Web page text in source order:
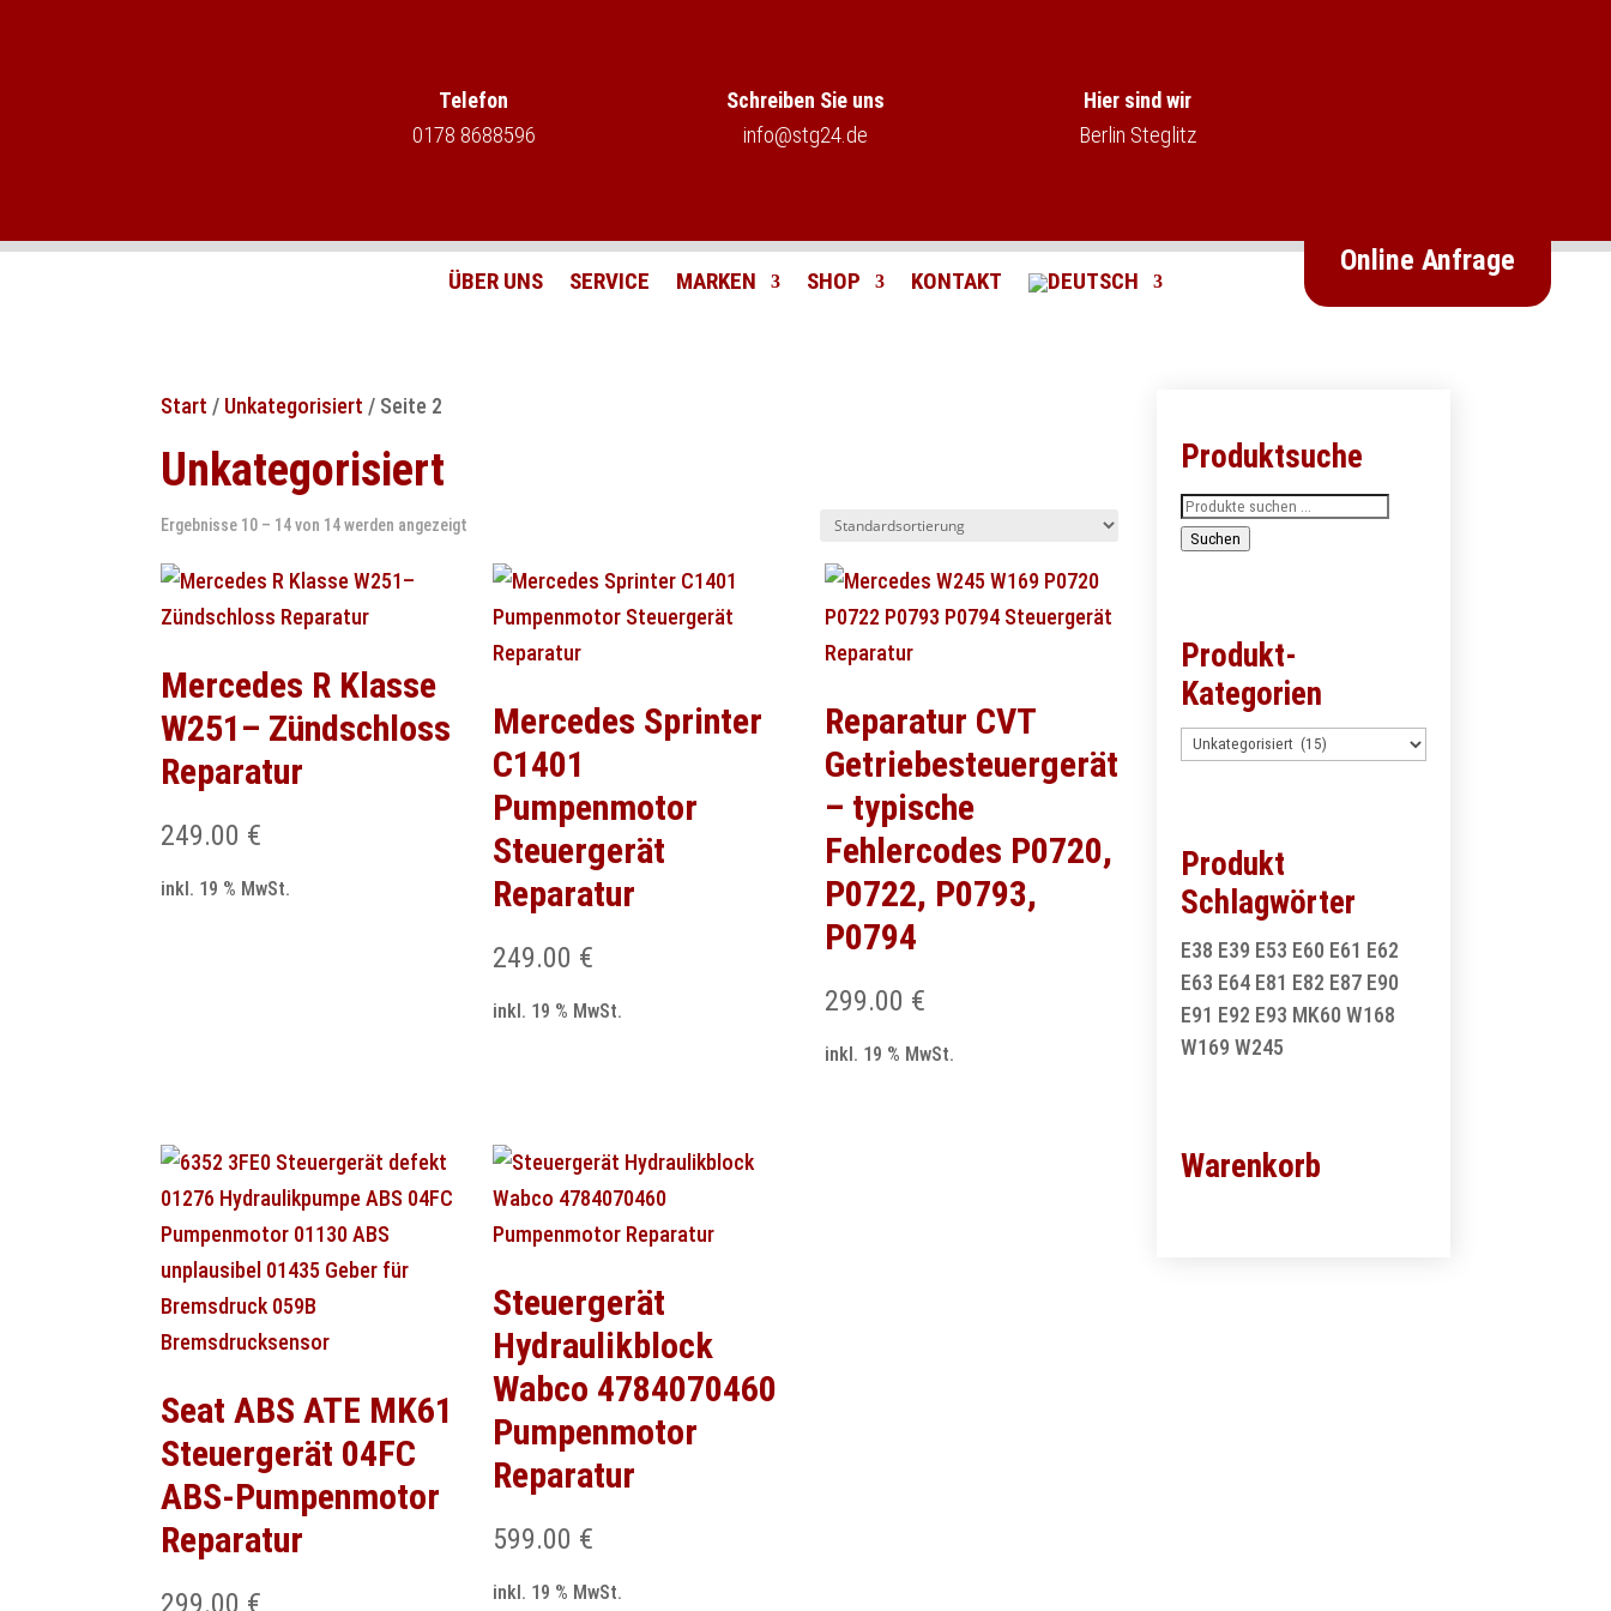
Telefon
0178 8688596
Schreiben Sie uns
info@stg24.de
Hier sind wir
Berlin Steglitz
ÜBER UNS SERVICE MARKEN SHOP KONTAKT
Online Anfrage
Start / Unkategorisiert / Seite 2
Unkategorisiert
Ergebnisse 10 – 14 von 14 werden angezeigt
Mercedes R Klasse
W251– Zündschloss
Reparatur
249.00 €
inkl. 19 % MwSt.
Mercedes Sprinter
C1401
Pumpenmotor
Steuergerät
Reparatur
249.00 €
inkl. 19 % MwSt.
Reparatur CVT
Getriebesteuergerät
– typische
Fehlercodes P0720,
P0722, P0793,
P0794
299.00 €
inkl. 19 % MwSt.
Seat ABS ATE MK61
Steuergerät 04FC
ABS-Pumpenmotor
Reparatur
299.00 €
Steuergerät
Hydraulikblock
Wabco 4784070460
Pumpenmotor
Reparatur
599.00 €
inkl. 19 % MwSt.
Produktsuche
Suchen
nach:
Suchen
Produkt-
Kategorien
Produkt
Schlagwörter
E38 E39 E53 E60 E61 E62
E63 E64 E81 E82 E87 E90
E91 E92 E93 MK60 W168
W169 W245
Warenkorb